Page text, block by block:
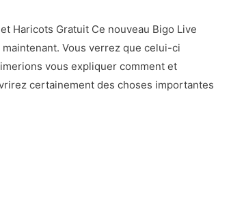
Haricots Gratuit Ce nouveau Bigo Live
Vous verrez que celui-ci
vous expliquer comment et
certainement des choses importantes